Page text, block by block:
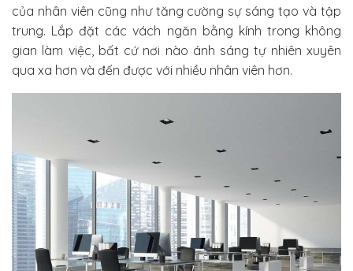
của nhân viên cũng như tăng cường sự sáng tạo và tập
trung. Lắp đặt các vách ngăn bằng kính trong không
gian làm việc, bất cứ nơi nào ánh sáng tự nhiên xuyên
qua xa hơn và đến được với nhiều nhân viên hơn.